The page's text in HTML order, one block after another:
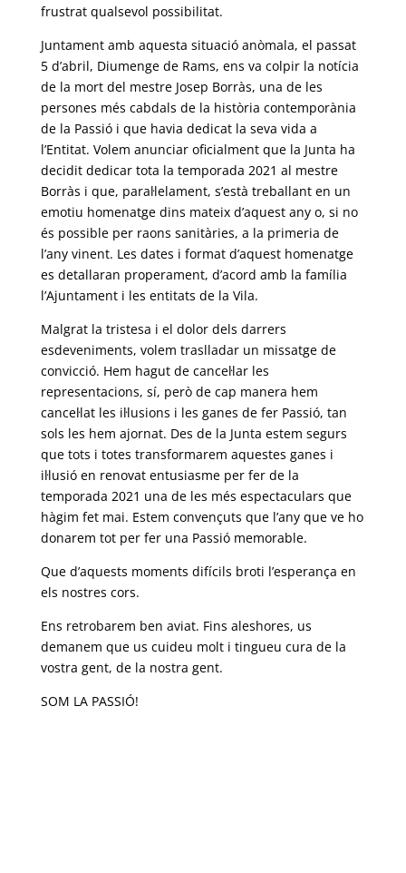
frustrat qualsevol possibilitat.
Juntament amb aquesta situació anòmala, el passat
5 d’abril, Diumenge de Rams, ens va colpir la notícia
de la mort del mestre Josep Borràs, una de les
persones més cabdals de la història contemporània
de la Passió i que havia dedicat la seva vida a
l’Entitat. Volem anunciar oficialment que la Junta ha
decidit dedicar tota la temporada 2021 al mestre
Borràs i que, paral·lelament, s’està treballant en un
emotiu homenatge dins mateix d’aquest any o, si no
és possible per raons sanitàries, a la primeria de
l’any vinent. Les dates i format d’aquest homenatge
es detallaran properament, d’acord amb la família
l’Ajuntament i les entitats de la Vila.
Malgrat la tristesa i el dolor dels darrers
esdeveniments, volem traslladar un missatge de
convicció. Hem hagut de cancel·lar les
representacions, sí, però de cap manera hem
cancel·lat les il·lusions i les ganes de fer Passió, tan
sols les hem ajornat. Des de la Junta estem segurs
que tots i totes transformarem aquestes ganes i
il·lusió en renovat entusiasme per fer de la
temporada 2021 una de les més espectaculars que
hàgim fet mai. Estem convençuts que l’any que ve ho
donarem tot per fer una Passió memorable.
Que d’aquests moments difícils broti l’esperança en
els nostres cors.
Ens retrobarem ben aviat. Fins aleshores, us
demanem que us cuideu molt i tingueu cura de la
vostra gent, de la nostra gent.
SOM LA PASSIÓ!